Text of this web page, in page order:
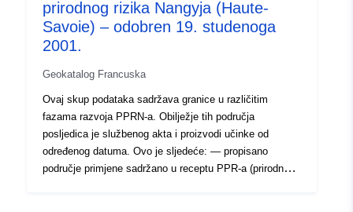
prirodnog rizika Nangyja (Haute-
Savoie) – odobren 19. studenoga
2001.
Geokatalog Francuska
Ovaj skup podataka sadržava granice u različitim
fazama razvoja PPRN-a. Obilježje tih područja
posljedica je službenog akta i proizvodi učinke od
određenog datuma. Ovo je sljedeće: — propisano
područje primjene sadržano u receptu PPR-a (prirodnog